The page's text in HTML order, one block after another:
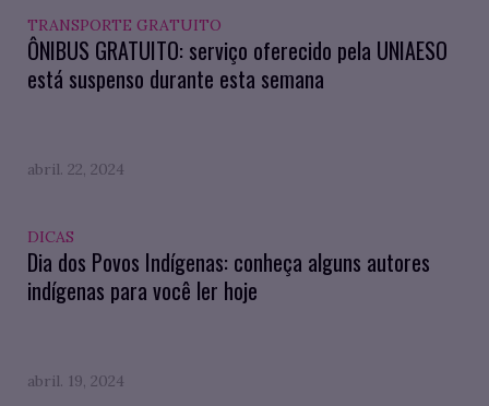
TRANSPORTE GRATUITO
ÔNIBUS GRATUITO: serviço oferecido pela UNIAESO
está suspenso durante esta semana
abril. 22, 2024
DICAS
Dia dos Povos Indígenas: conheça alguns autores
indígenas para você ler hoje
abril. 19, 2024